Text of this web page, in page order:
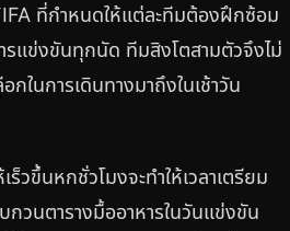
ที่กำหนดให้แต่ละทีมต้องฝึกซ้อม
แข่งขันทุกนัด ทีมสิงโตสามตัวจึงไม่
กในการเดินทางมาถึงในเช้าวัน
ร็วขึ้นหกชั่วโมงจะทำให้เวลาเตรียม
วนตารางมื้ออาหารในวันแข่งขัน